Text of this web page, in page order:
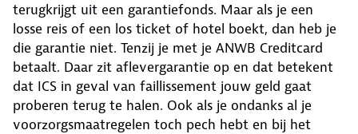
terugkrijgt uit een garantiefonds. Maar als je een
losse reis of een los ticket of hotel boekt, dan heb je
die garantie niet. Tenzij je met je ANWB Creditcard
betaalt. Daar zit aflevergarantie op en dat betekent
dat ICS in geval van faillissement jouw geld gaat
proberen terug te halen. Ook als je ondanks al je
voorzorgsmaatregelen toch pech hebt en bij het